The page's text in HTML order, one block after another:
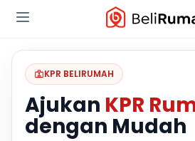
KPR BELIRUMAH
Ajukan KPR
dengan Mudah